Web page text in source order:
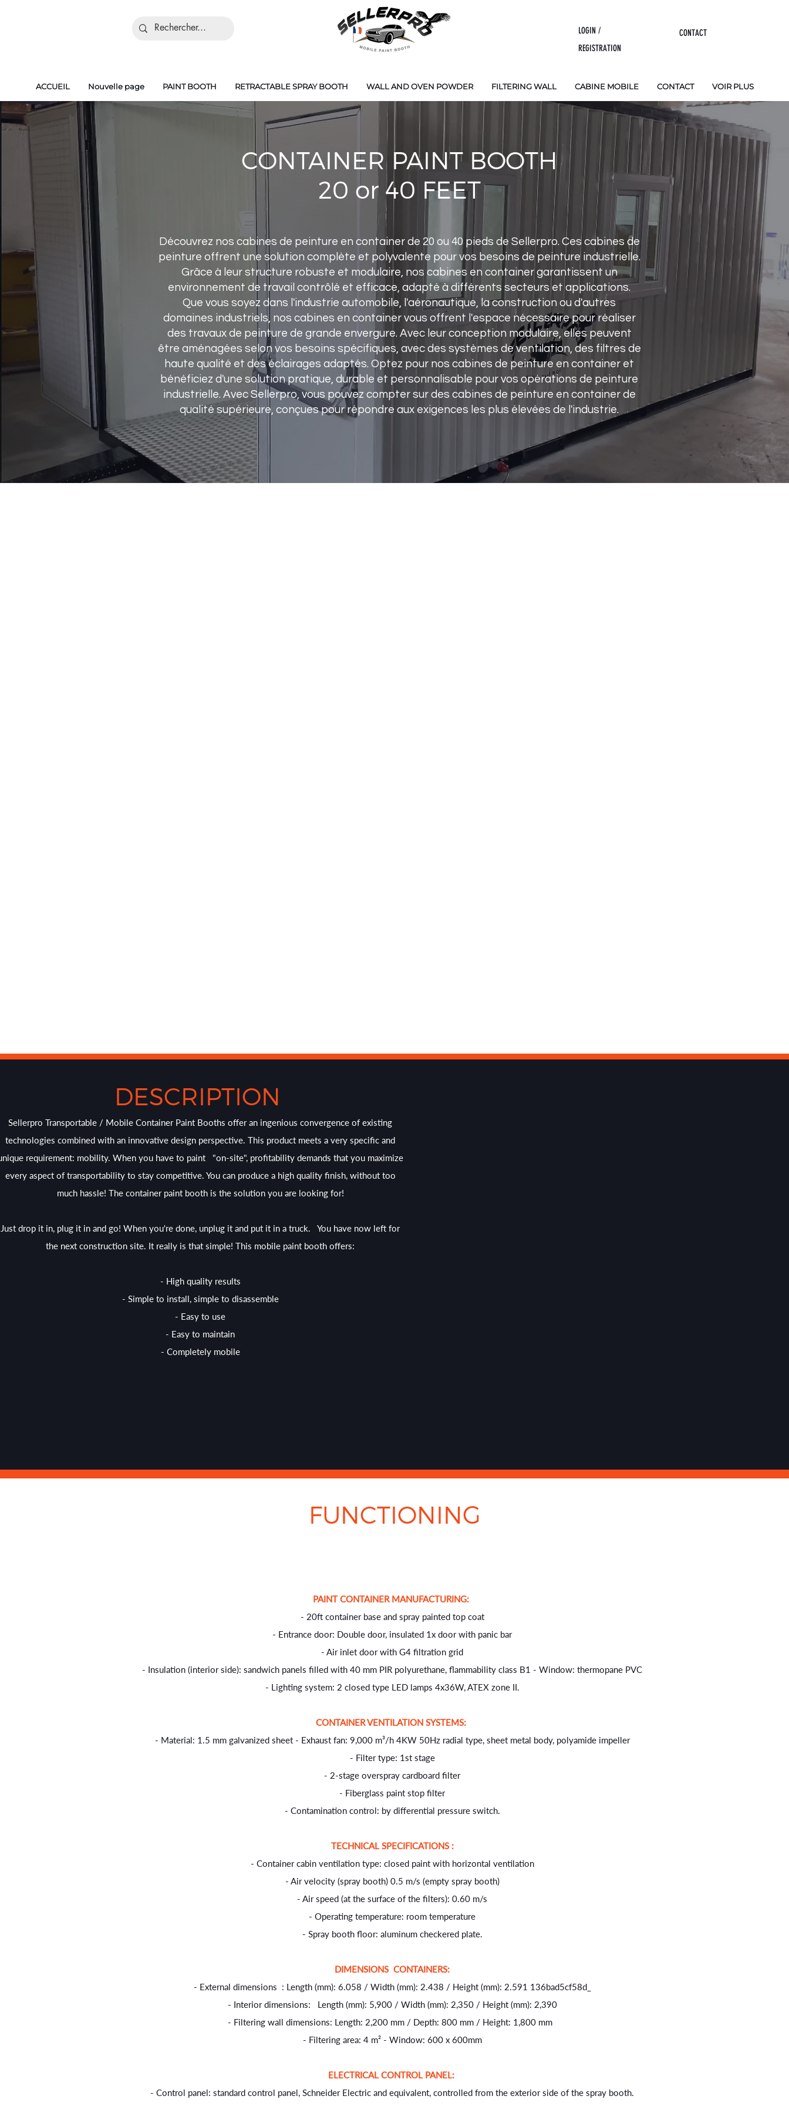
LOGIN /
REGISTRATION
CONTACT
ACCUEIL Nouvelle page PAINT BOOTH RETRACTABLE SPRAY BOOTH WALL AND OVEN POWDER FILTERING WALL CABINE MOBILE CONTACT VOIR PLUS
CONTAINER PAINT BOOTH
20 or 40 FEET
Découvrez nos cabines de peinture en container de 20 ou 40 pieds de Sellerpro. Ces cabines de
peinture offrent une solution complète et polyvalente pour vos besoins de peinture industrielle.
Grâce à leur structure robuste et modulaire, nos cabines en container garantissent un
environnement de travail contrôlé et efficace, adapté à différents secteurs et applications.
Que vous soyez dans l'industrie automobile, l'aéronautique, la construction ou d'autres
domaines industriels, nos cabines en container vous offrent l'espace nécessaire pour réaliser
des travaux de peinture de grande envergure. Avec leur conception modulaire, elles peuvent
être aménagées selon vos besoins spécifiques, avec des systèmes de ventilation, des filtres de
haute qualité et des éclairages adaptés. Optez pour nos cabines de peinture en container et
bénéficiez d'une solution pratique, durable et personnalisable pour vos opérations de peinture
industrielle. Avec Sellerpro, vous pouvez compter sur des cabines de peinture en container de
qualité supérieure, conçues pour répondre aux exigences les plus élevées de l'industrie.
DESCRIPTION
Sellerpro Transportable / Mobile Container Paint Booths offer an ingenious convergence of existing
technologies combined with an innovative design perspective. This product meets a very specific and
requirement: mobility. When you have to paint "on-site", profitability demands that you maximize
every aspect of transportability to stay competitive. You can produce a high quality finish, without too
much hassle! The container paint booth is the solution you are looking for!
Just drop it in, plug it in and go! When you're done, unplug it and put it in a truck. You have now left for
the next construction site. It really is that simple! This mobile paint booth offers:
- High quality results
- Simple to install, simple to disassemble
- Easy to use
- Easy to maintain
- Completely mobile
FUNCTIONING
PAINT CONTAINER MANUFACTURING:
- 20ft container base and spray painted top coat
- Entrance door: Double door, insulated 1x door with panic bar
- Air inlet door with G4 filtration grid
- Insulation (interior side): sandwich panels filled with 40 mm PIR polyurethane, flammability class B1 - Window: thermopane PVC
- Lighting system: 2 closed type LED lamps 4x36W, ATEX zone II.
CONTAINER VENTILATION SYSTEMS:
- Material: 1.5 mm galvanized sheet - Exhaust fan: 9,000 m³/h 4KW 50Hz radial type, sheet metal body, polyamide impeller
- Filter type: 1st stage
- 2-stage overspray cardboard filter
- Fiberglass paint stop filter
- Contamination control: by differential pressure switch.
TECHNICAL SPECIFICATIONS :
- Container cabin ventilation type: closed paint with horizontal ventilation
- Air velocity (spray booth) 0.5 m/s (empty spray booth)
- Air speed (at the surface of the filters): 0.60 m/s
- Operating temperature: room temperature
- Spray booth floor: aluminum checkered plate.
DIMENSIONS CONTAINERS:
- External dimensions : Length (mm): 6.058 / Width (mm): 2.438 / Height (mm): 2.591 136bad5cf58d_
- Interior dimensions: Length (mm): 5,900 / Width (mm): 2,350 / Height (mm): 2,390
- Filtering wall dimensions: Length: 2,200 mm / Depth: 800 mm / Height: 1,800 mm
- Filtering area: 4 m² - Window: 600 x 600mm
ELECTRICAL CONTROL PANEL:
- Control panel: standard control panel, Schneider Electric and equivalent, controlled from the exterior side of the spray booth.